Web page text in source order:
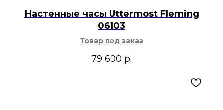
Настенные часы Uttermost Fleming
06103
Товар под заказ
79 600 р.